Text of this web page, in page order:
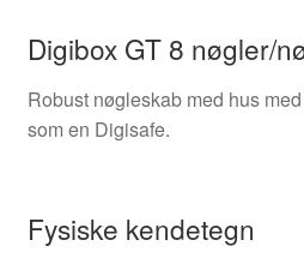
Digibox GT 8 nøgler/
Robust nøgleskab med hus
som en Digisafe.
Fysiske kendetegn